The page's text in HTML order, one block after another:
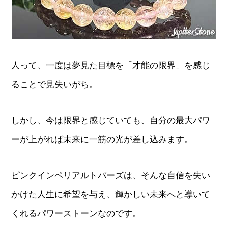
人って、一度は夢見た目標を「才能の限界」を感じ
ることで見失いがち。
しかし、今は限界と感じていても、自分の最大パワ
ーが上がれば未来に一筋の光が差し込みます。
ピンクインペリアルトパーズは、そんな自信を失い
かけた人生に希望を与え、輝かしい未来へと導いて
くれるパワーストーンなのです。